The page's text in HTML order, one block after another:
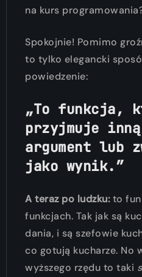
na kurs
Spokojnie! Pomimo
to tylko elegancki
powiedzenie:
„To funkcja,
przyjmuje
argument lub
jako wynik.”
A teraz po ludzku:to
funkcjach. Tak jak są
dania, i są szefowie
co gotują kucharze. No
wyższego rzędu to taki